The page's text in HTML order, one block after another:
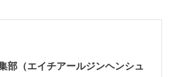
部（エイチアールジンヘンシュ